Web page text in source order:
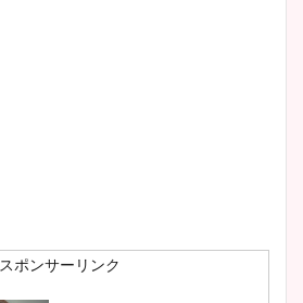
スポンサーリンク